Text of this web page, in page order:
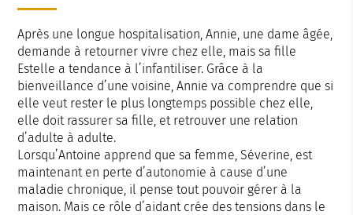
Après une longue hospitalisation, Annie, une dame âgée,
demande à retourner vivre chez elle, mais sa fille
Estelle a tendance à l’infantiliser. Grâce à la
bienveillance d’une voisine, Annie va comprendre que si
elle veut rester le plus longtemps possible chez elle,
elle doit rassurer sa fille, et retrouver une relation
d’adulte à adulte.
Lorsqu’Antoine apprend que sa femme, Séverine, est
maintenant en perte d’autonomie à cause d’une
maladie chronique, il pense tout pouvoir gérer à la
maison. Mais ce rôle d’aidant crée des tensions dans le